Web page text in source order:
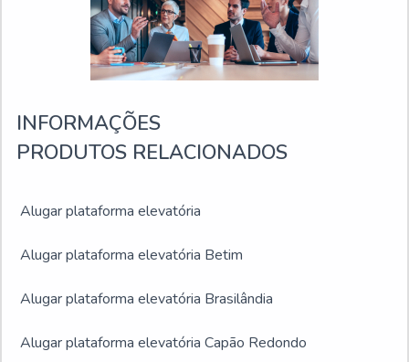
INFORMAÇÕES
PRODUTOS RELACIONADOS
Alugar plataforma elevatória
Alugar plataforma elevatória Betim
Alugar plataforma elevatória Brasilândia
Alugar plataforma elevatória Capão Redondo